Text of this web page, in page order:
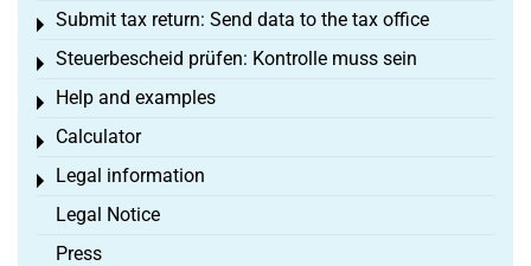
Submit tax return: Send data to the tax office
Toggle menu
Steuerbescheid prüfen: Kontrolle muss sein
Toggle menu
Help and examples
Toggle menu
Calculator
Toggle menu
Legal information
Toggle menu
Legal Notice
Press